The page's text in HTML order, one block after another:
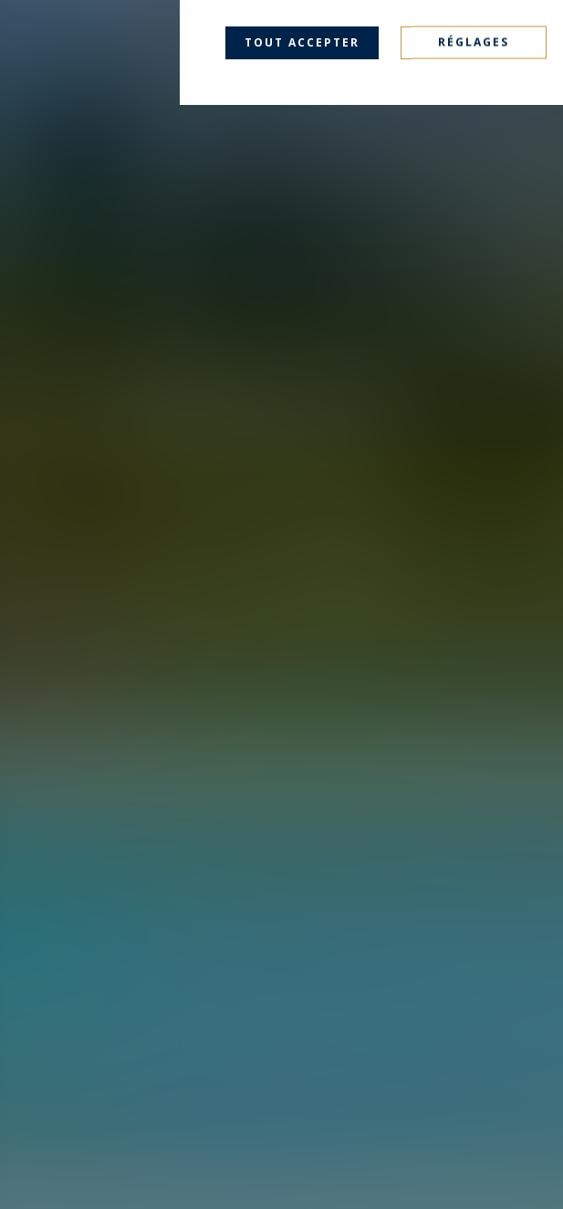
TOUT ACCEPTER RÉGLAGES